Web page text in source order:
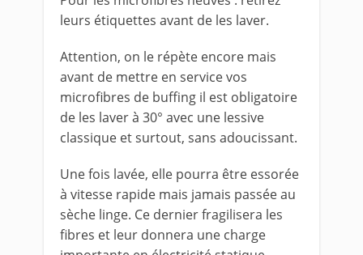
leurs étiquettes avant de les laver.
Attention, on le répète encore mais
avant de mettre en service vos
microfibres de buffing il est obligatoire
de les laver à 30° avec une lessive
classique et surtout, sans adoucissant.
Une fois lavée, elle pourra être essorée
à vitesse rapide mais jamais passée au
sèche linge. Ce dernier fragilisera les
fibres et leur donnera une charge